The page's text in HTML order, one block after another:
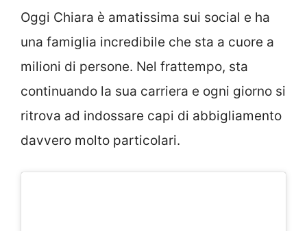
Oggi Chiara è amatissima sui social e ha
una famiglia incredibile che sta a cuore a
milioni di persone. Nel frattempo, sta
continuando la sua carriera e ogni giorno si
ritrova ad indossare capi di abbigliamento
davvero molto particolari.